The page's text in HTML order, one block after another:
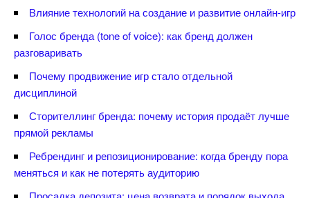
лияние технологий на создание и развитие онлайн-игр
Голос бренда (tone of voice): как бренд должен
разговаривать
Почему продвижение игр стало отдельной
дисциплиной
Сторителлинг бренда: почему история продаёт лучше
прямой рекламы
Ребрендинг и репозиционирование: когда бренду пора
меняться и как не потерять аудиторию